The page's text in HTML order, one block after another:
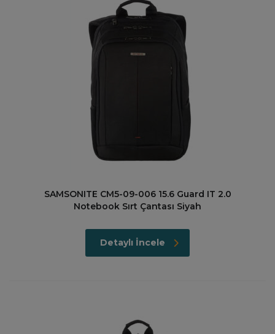
SAMSONITE CM5-09-006 15.6 Guard IT 2.0
Notebook Sırt Çantası Siyah
Detaylı İncele